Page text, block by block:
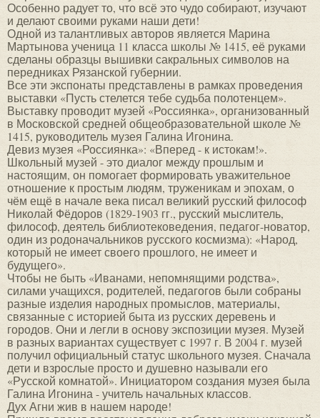
Особенно радует то, что всё это чудо собирают, изучают
и делают своими руками наши дети!
Одной из талантливых авторов является Марина
Мартынова ученица 11 класса школы № 1415, её руками
сделаны образцы вышивки сакральных символов на
передниках Рязанской губернии.
Все эти экспонаты представлены в рамках проведения
выставки «Пусть стелется тебе судьба полотенцем».
Выставку проводит музей «Россиянка», организованный
в Московской средней общеобразовательной школе №
1415, руководитель музея Галина Игонина.
Девиз музея «Россиянка»: «Вперед - к истокам!».
Школьный музей - это диалог между прошлым и
настоящим, он помогает формировать уважительное
отношение к простым людям, труженикам и эпохам, о
чём ещё в начале века писал великий русский философ
Николай Фёдоров (1829-1903 гг., русский мыслитель,
философ, деятель библиотековедения, педагог-новатор,
один из родоначальников русского космизма): «Народ,
который не имеет своего прошлого, не имеет и
будущего».
Чтобы не быть «Иванами, непомнящими родства»,
силами учащихся, родителей, педагогов были собраны
разные изделия народных промыслов, материалы,
связанные с историей быта из русских деревень и
городов. Они и легли в основу экспозиции музея. Музей
в разных вариантах существует с 1997 г. В 2004 г. музей
получил официальный статус школьного музея. Сначала
дети и взрослые просто и душевно называли его
«Русской комнатой». Инициатором создания музея была
Галина Игонина - учитель начальных классов.
Дух Агни жив в нашем народе!